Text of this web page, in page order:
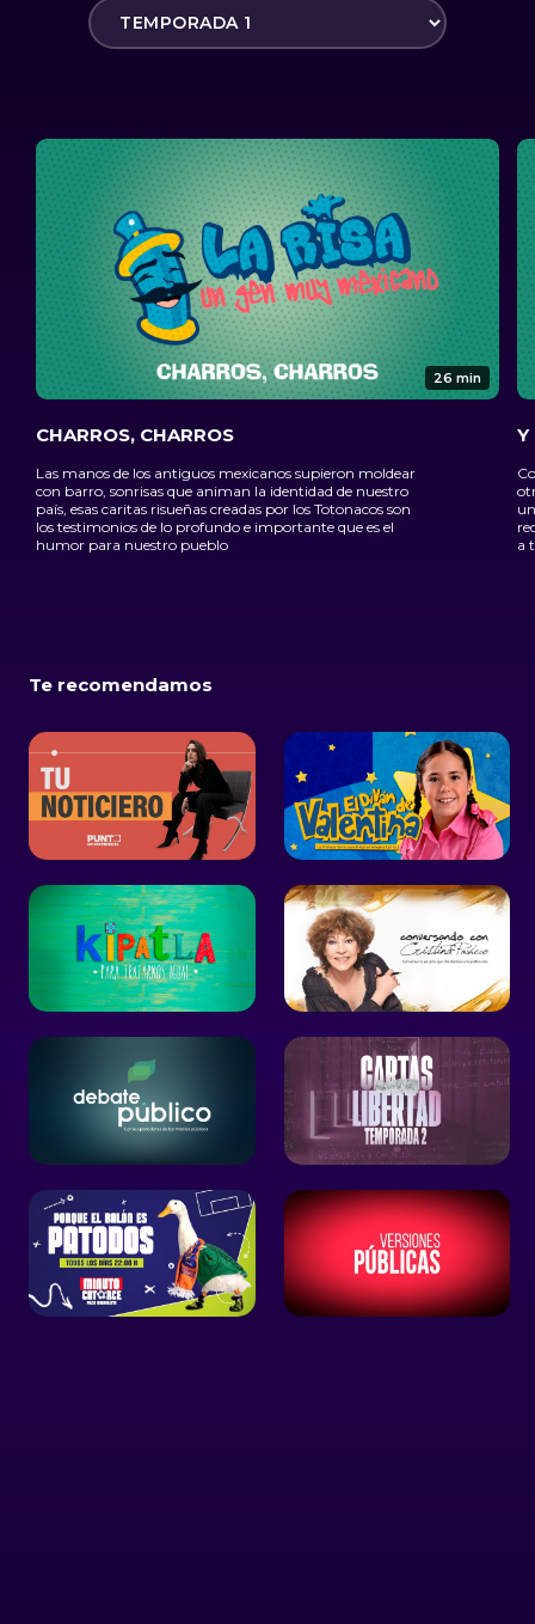
26 min
CHARROS, CHARROS
Las manos de los antiguos mexicanos supieron moldear
con barro, sonrisas que animan la identidad de nuestro
país, esas caritas risueñas creadas por los Totonacos son
los testimonios de lo profundo e importante que es el
humor para nuestro pueblo
Y
a
Te recomendamos